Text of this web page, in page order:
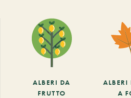
ALBERI DA
FRUTTO
ALBERI
A